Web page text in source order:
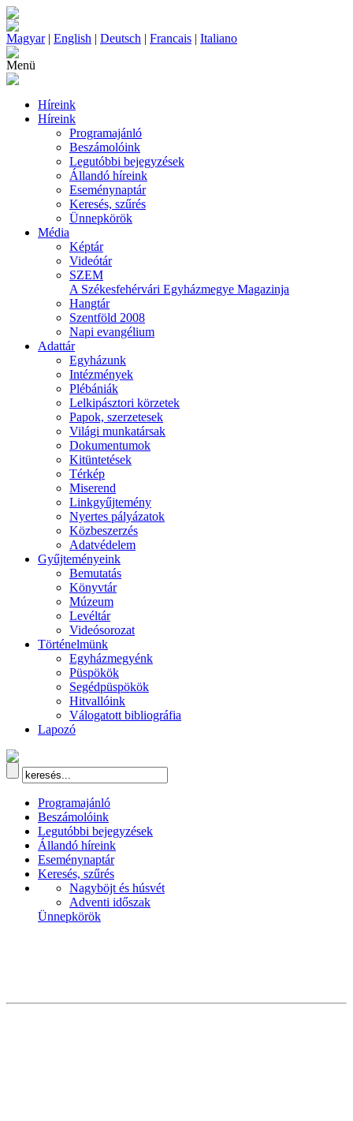
Magyar| English | Deutsch | Francais | Italiano
Menü
Híreink
Híreink
Programajánló
Beszámolóink
Legutóbbi bejegyzések
Állandó híreink
Eseménynaptár
Keresés, szűrés
Ünnepkörök
Média
Képtár
Videótár
SZEM
A Székesfehérvári Egyházmegye Magazinja
Hangtár
Szentföld 2008
Napi evangélium
Adattár
Egyházunk
Intézmények
Plébániák
Lelkipásztori körzetek
Papok, szerzetesek
Világi munkatársak
Dokumentumok
Kitüntetések
Térkép
Miserend
Linkgyűjtemény
Nyertes pályázatok
Közbeszerzés
Adatvédelem
Gyűjteményeink
Bemutatás
Könyvtár
Múzeum
Levéltár
Videósorozat
Történelmünk
Egyházmegyénk
Püspökök
Segédpüspökök
Hitvallóink
Válogatott bibliográfia
Lapozó
Programajánló
Beszámolóink
Legutóbbi bejegyzések
Állandó híreink
Eseménynaptár
Keresés, szűrés
Nagyböjt és húsvét
Adventi időszak
Ünnepkörök